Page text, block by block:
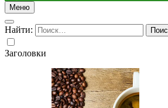
Меню
Найти:
Заголовки